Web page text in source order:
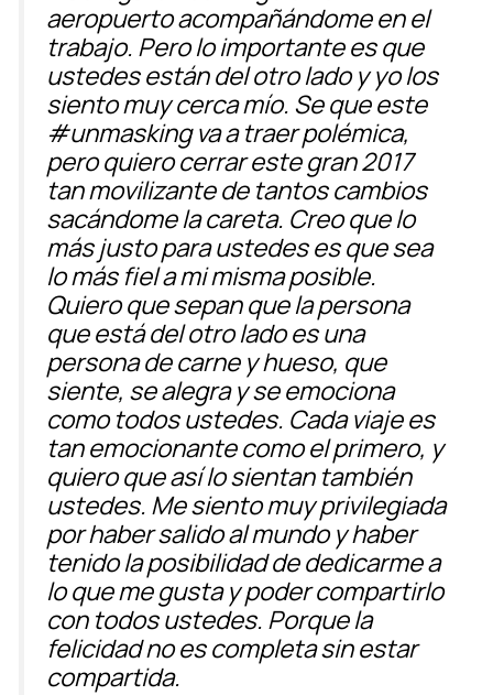
aeropuerto acompañándome en el
trabajo. Pero lo importante es que
ustedes están del otro lado y yo los
siento muy cerca mío. Se que este
#unmasking va a traer polémica,
pero quiero cerrar este gran 2017
tan movilizante de tantos cambios
sacándome la careta. Creo que lo
más justo para ustedes es que sea
lo más fiel a mi misma posible.
Quiero que sepan que la persona
que está del otro lado es una
persona de carne y hueso, que
siente, se alegra y se emociona
como todos ustedes. Cada viaje es
tan emocionante como el primero, y
quiero que así lo sientan también
ustedes. Me siento muy privilegiada
por haber salido al mundo y haber
tenido la posibilidad de dedicarme a
lo que me gusta y poder compartirlo
con todos ustedes. Porque la
felicidad no es completa sin estar
compartida.